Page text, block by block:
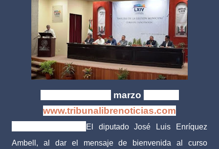
marzo
www.tribunalibrenoticias.com
El diputado José Luis Enríquez
Ambell, al dar el mensaje de bienvenida al curso